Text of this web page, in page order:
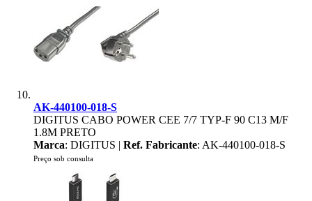
AK-440100-018-S
DIGITUS CABO POWER CEE 7/7 TYP-F 90 C13 M/F
1.8M PRETO
Marca: DIGITUS | Ref. Fabricante: AK-440100-018-S
Preço sob consulta